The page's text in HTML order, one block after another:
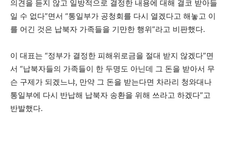
의견을 듣지 않고 일방적으로 결정한 내용에 대해 결코 받아들
일 수 없다”면서 “통일부가 공청회를 다시 열겠다고 해놓고 이
를 어긴 것은 납북자 가족들을 기만한 행위”라고 비판했다.
이 대표는 “정부가 결정한 피해위로금을 절대 받지 않겠다”면
서 “납북자들의 가족들이 한 두명도 아닌데 그 돈을 받아서 무
슨 구제가 되겠느냐, 만약 그 돈을 받는다면 차라리 청와대나
통일부에 다시 반납해 납북자 송환을 위해 쓰라고 하겠다”고
반발했다.